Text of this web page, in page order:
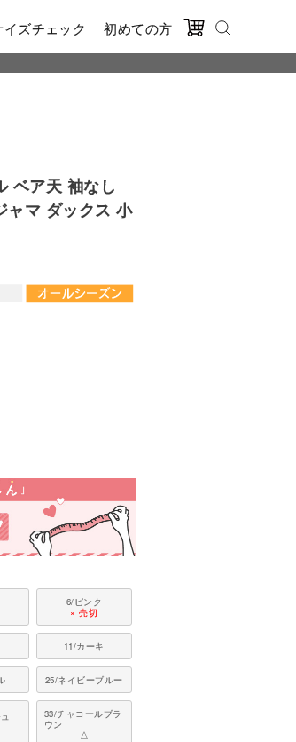
イズチェック 初めての方
ベア天 袖なし
ャマ ダックス 小
6/ピンク
× 売切
11/カーキ
25/ネイビーブルー
33/チャコールブラ
ウン
△